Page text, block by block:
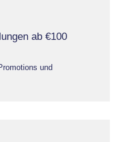
ab €100
und